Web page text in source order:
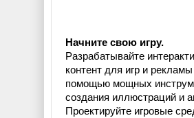
Начните свою игру.
Разрабатывайте
контент для игр и рекламы
помощью мощных
создания иллюстраций и
Проектируйте игровые